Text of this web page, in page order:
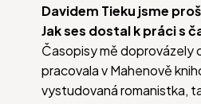
Davidem Tieku jsme
Jak ses dostal k práci s
Časopisy mě doprovázely
pracovala v Mahenově
vystudovaná romanistka,